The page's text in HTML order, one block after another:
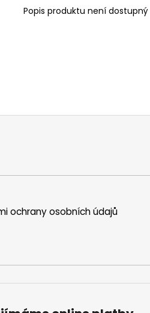
Popis produktu není dostupný
ochrany osobních údajů